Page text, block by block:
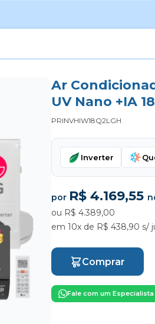
Ar
UV Nano +IA
PRINVHIW18Q2LGH
Inverter
por R$ 4.169,55
ou R$ 4.389,00
em 10x de R$ 438,90 s/
Comprar
Fale com um Especialista